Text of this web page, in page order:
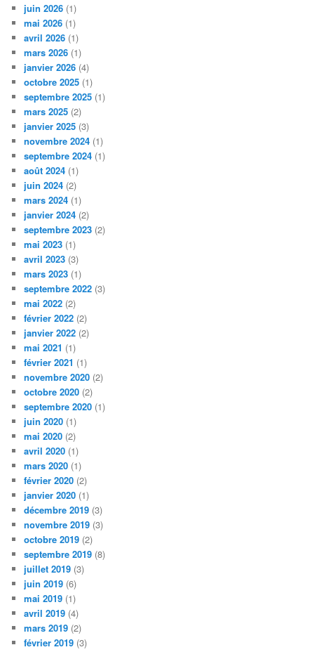
juin 2026 (1)
mai 2026 (1)
avril 2026 (1)
mars 2026 (1)
janvier 2026 (4)
octobre 2025 (1)
septembre 2025 (1)
mars 2025 (2)
janvier 2025 (3)
novembre 2024 (1)
septembre 2024 (1)
août 2024 (1)
juin 2024 (2)
mars 2024 (1)
janvier 2024 (2)
septembre 2023 (2)
mai 2023 (1)
avril 2023 (3)
mars 2023 (1)
septembre 2022 (3)
mai 2022 (2)
février 2022 (2)
janvier 2022 (2)
mai 2021 (1)
février 2021 (1)
novembre 2020 (2)
octobre 2020 (2)
septembre 2020 (1)
juin 2020 (1)
mai 2020 (2)
avril 2020 (1)
mars 2020 (1)
février 2020 (2)
janvier 2020 (1)
décembre 2019 (3)
novembre 2019 (3)
octobre 2019 (2)
septembre 2019 (8)
juillet 2019 (3)
juin 2019 (6)
mai 2019 (1)
avril 2019 (4)
mars 2019 (2)
février 2019 (3)